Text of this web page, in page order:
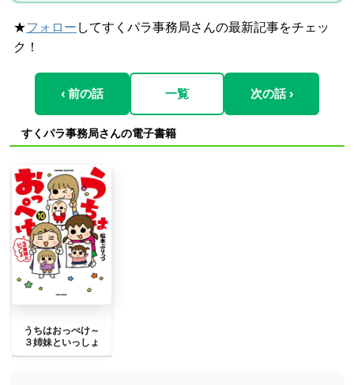
★フォロー してすくパラ事務局さんの最新記事をチェッ
ク！
‹ 前の話 一覧 次の話 ›
すくパラ事務局さんの電子書籍
うちはおっぺけ～
３姉妹といっしょ